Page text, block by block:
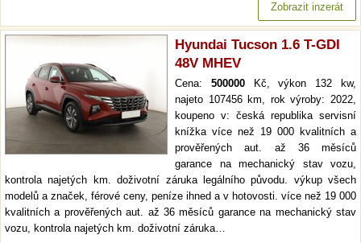
Zobrazit inzerát
Hyundai Tucson 1.6 T-GDI
48V MHEV
Cena: 500000Kč, výkon 132 kw,
najeto 107456 km, rok výroby: 2022,
koupeno v: česká republika servisní
knížka více než 19 000 kvalitních a
prověřených aut. až 36 měsíců
garance na mechanický stav vozu,
kontrola najetých km. doživotní záruka legálního původu. výkup všech
modelů a značek, férové ceny, peníze ihned a v hotovosti. více než 19 000
kvalitních a prověřených aut. až 36 měsíců garance na mechanický stav
vozu, kontrola najetých km. doživotní záruka…